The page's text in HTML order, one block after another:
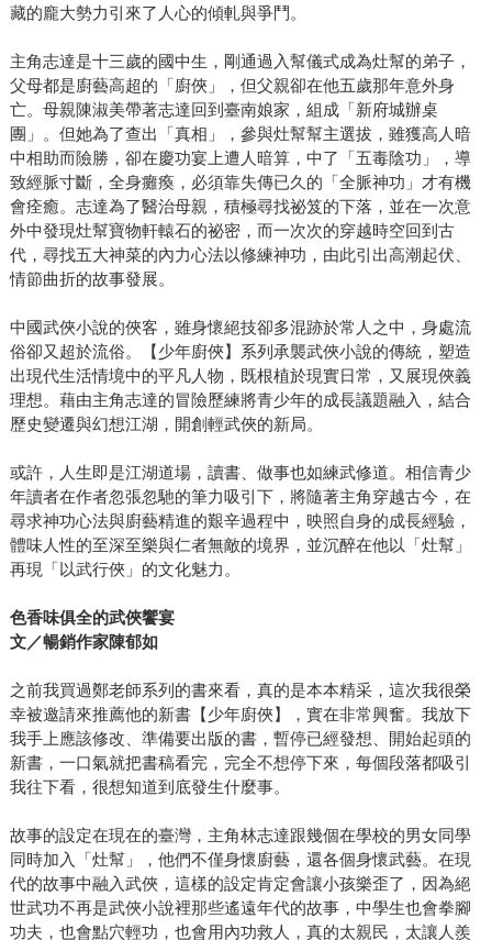
藏的龐大勢力引來了人心的傾軋與爭鬥。
主角志達是十三歲的國中生，剛通過入幫儀式成為灶幫的弟子，
父母都是廚藝高超的「廚俠」，但父親卻在他五歲那年意外身
亡。母親陳淑美帶著志達回到臺南娘家，組成「新府城辦桌
團」。但她為了查出「真相」，參與灶幫幫主選拔，雖獲高人暗
中相助而險勝，卻在慶功宴上遭人暗算，中了「五毒陰功」，導
致經脈寸斷，全身癱瘓，必須靠失傳已久的「全脈神功」才有機
會痊癒。志達為了醫治母親，積極尋找祕笈的下落，並在一次意
外中發現灶幫寶物軒轅石的祕密，而一次次的穿越時空回到古
代，尋找五大神菜的內力心法以修練神功，由此引出高潮起伏、
情節曲折的故事發展。
中國武俠小說的俠客，雖身懷絕技卻多混跡於常人之中，身處流
俗卻又超於流俗。【少年廚俠】系列承襲武俠小說的傳統，塑造
出現代生活情境中的平凡人物，既根植於現實日常，又展現俠義
理想。藉由主角志達的冒險歷練將青少年的成長議題融入，結合
歷史變遷與幻想江湖，開創輕武俠的新局。
或許，人生即是江湖道場，讀書、做事也如練武修道。相信青少
年讀者在作者忽張忽馳的筆力吸引下，將隨著主角穿越古今，在
尋求神功心法與廚藝精進的艱辛過程中，映照自身的成長經驗，
體味人性的至深至樂與仁者無敵的境界，並沉醉在他以「灶幫」
再現「以武行俠」的文化魅力。
色香味俱全的武俠饗宴
文／暢銷作家陳郁如
之前我買過鄭老師系列的書來看，真的是本本精采，這次我很榮
幸被邀請來推薦他的新書【少年廚俠】，實在非常興奮。我放下
我手上應該修改、準備要出版的書，暫停已經發想、開始起頭的
新書，一口氣就把書稿看完，完全不想停下來，每個段落都吸引
我往下看，很想知道到底發生什麼事。
故事的設定在現在的臺灣，主角林志達跟幾個在學校的男女同學
同時加入「灶幫」，他們不僅身懷廚藝，還各個身懷武藝。在現
代的故事中融入武俠，這樣的設定肯定會讓小孩樂歪了，因為絕
世武功不再是武俠小說裡那些遙遠年代的故事，中學生也會拳腳
功夫，也會點穴輕功，也會用內功救人，真的太親民，太讓人羨